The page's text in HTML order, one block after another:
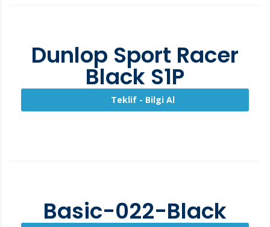
Dunlop Sport Racer
Black S1P
Teklif - Bilgi Al
Basic-022-Black